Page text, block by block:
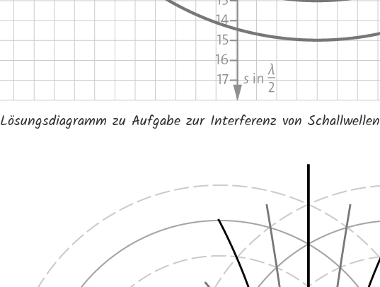
Lösungsdiagramm zu Aufgabe zur Interferenz von Schallwellen